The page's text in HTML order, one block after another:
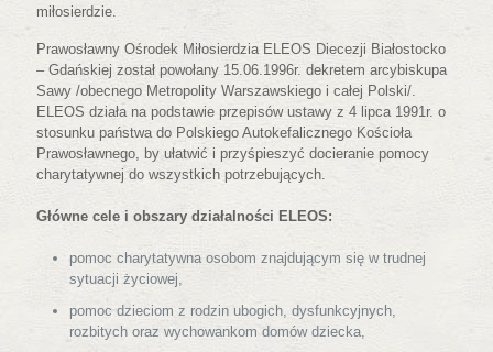
miłosierdzie.
Prawosławny Ośrodek Miłosierdzia ELEOS Diecezji Białostocko
– Gdańskiej został powołany 15.06.1996r. dekretem arcybiskupa
Sawy /obecnego Metropolity Warszawskiego i całej Polski/.
ELEOS działa na podstawie przepisów ustawy z 4 lipca 1991r. o
stosunku państwa do Polskiego Autokefalicznego Kościoła
Prawosławnego, by ułatwić i przyśpieszyć docieranie pomocy
charytatywnej do wszystkich potrzebujących.
Główne cele i obszary działalności ELEOS:
pomoc charytatywna osobom znajdującym się w trudnej
sytuacji życiowej,
pomoc dzieciom z rodzin ubogich, dysfunkcyjnych,
rozbitych oraz wychowankom domów dziecka,